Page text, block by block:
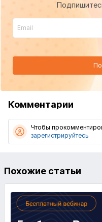
Комментарии
Чтобы
зарегистрируйтесь
Похожие статьи